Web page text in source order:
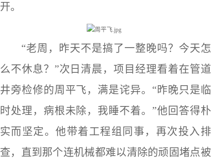
开。
“老周，昨天不是搞了一整晚吗？今天怎
么不休息？”次日清晨，项目经理看着在管道
井旁检修的周平飞，满是诧异。“昨晚只是临
时处理，病根未除，我睡不着。”他回答得朴
实而坚定。他带着工程组同事，再次投入排
查，直到那个连机械都难以清除的顽固堵点被